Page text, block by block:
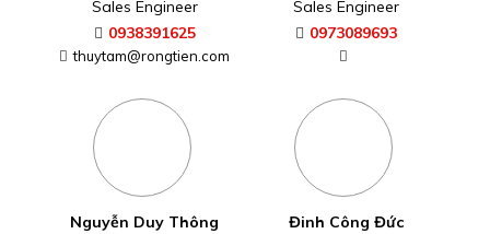
Sales Engineer
0938391625
thuytam@rongtien.com
Sales Engineer
0973089693
Nguyễn Duy Thông
Đinh Công Đức